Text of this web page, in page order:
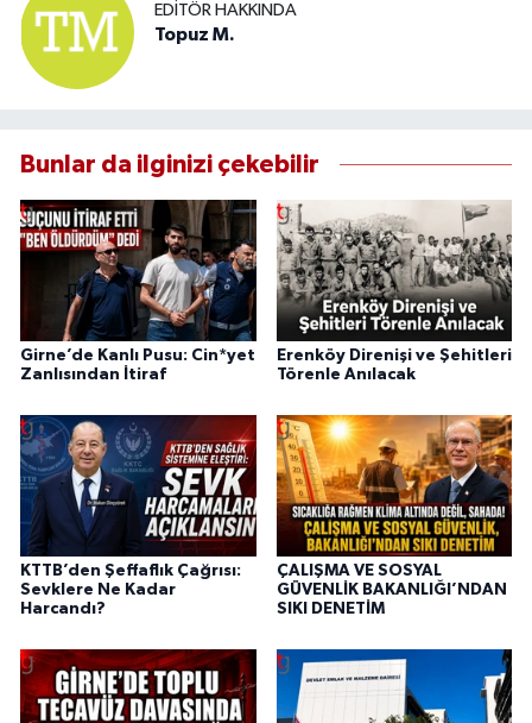
EDITÖR HAKKINDA
Topuz M.
Bunlar da ilginizi çekebilir
Girne’de Kanlı Pusu: Cin*yet
Zanlısından İtiraf
Erenköy Direnişi ve Şehitleri
Törenle Anılacak
KTTB’den Şeffaflık Çağrısı:
Sevklere Ne Kadar
Harcandı?
ÇALIŞMA VE SOSYAL
GÜVENLİK BAKANLIĞI’NDAN
SIKI DENETİM